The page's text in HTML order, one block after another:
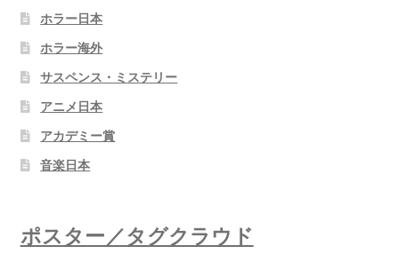
ホラー日本
ホラー海外
サスペンス・ミステリー
アニメ日本
アカデミー賞
音楽日本
ポスター／タグクラウド